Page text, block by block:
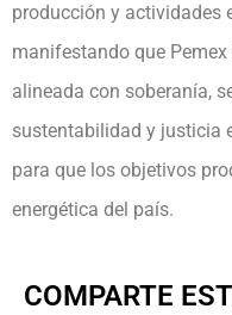
producción y actividades
manifestando que
alineada con soberanía,
sustentabilidad y justicia
para que los objetivos
energética del país.
COMPARTE